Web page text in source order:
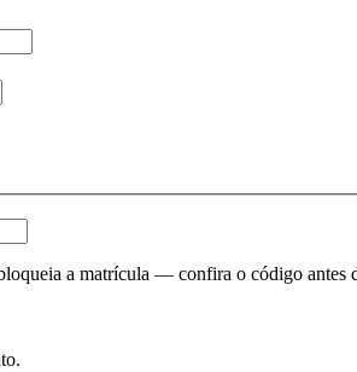
a matrícula — confira o código antes